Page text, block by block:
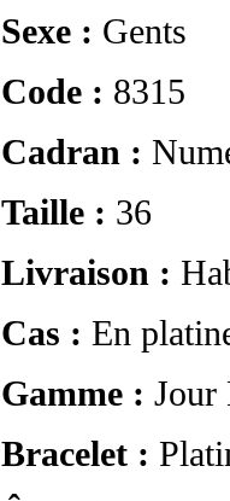
Sexe : Gents
Code : 8315
Cadran :
Taille : 36
Livraison :
Cas : En
Gamme : Jour
Bracelet :